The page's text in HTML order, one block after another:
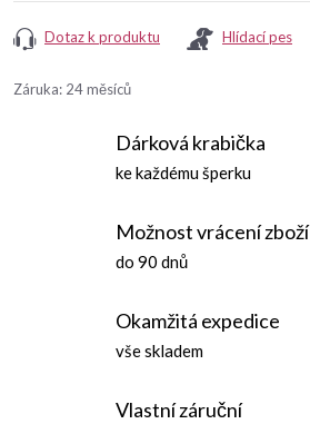
Dotaz k produktu Hlídací pes
Záruka: 24 měsíců
Dárková krabička
ke každému šperku
Možnost vrácení zboží
do 90 dnů
Okamžitá expedice
vše skladem
Vlastní záruční